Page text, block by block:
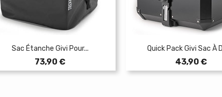
Sac Étanche Givi Pour...
Prix
73,90 €
Quick Pack Givi Sac À
Prix
43,90 €